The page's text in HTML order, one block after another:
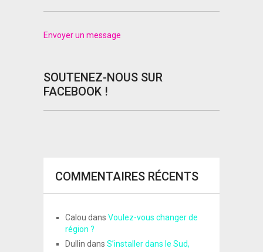
Envoyer un message
SOUTENEZ-NOUS SUR
FACEBOOK !
COMMENTAIRES RÉCENTS
Calou dans Voulez-vous changer de
région ?
Dullin dans S’installer dans le Sud,